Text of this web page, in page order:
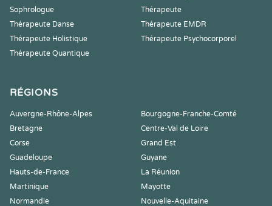
Sophrologue
Thérapeute
Thérapeute Danse
Thérapeute EMDR
Thérapeute Holistique
Thérapeute Psychocorporel
Thérapeute Quantique
RÉGIONS
Auvergne-Rhône-Alpes
Bourgogne-Franche-Comté
Bretagne
Centre-Val de Loire
Corse
Grand Est
Guadeloupe
Guyane
Hauts-de-France
La Réunion
Martinique
Mayotte
Normandie
Nouvelle-Aquitaine